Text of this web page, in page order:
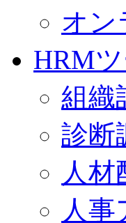
オン
HRM
組織
診断
人材
人